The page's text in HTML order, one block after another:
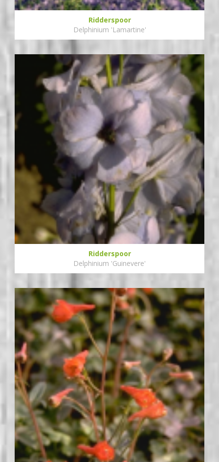
Ridderspoor
Delphinium 'Lamartine'
Ridderspoor
Delphinium 'Guinevere'